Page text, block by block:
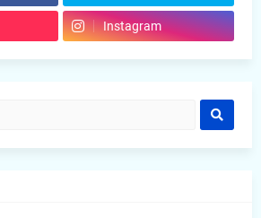
Instagram